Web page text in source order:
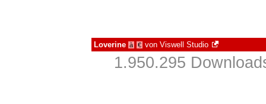
Loverine à € von Viswell Studio
1.950.295